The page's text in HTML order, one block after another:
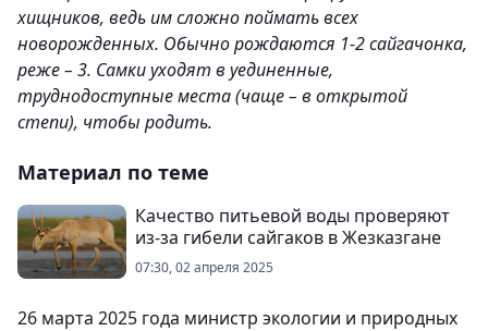
хищников, ведь им сложно поймать всех
новорожденных. Обычно рождаются 1-2 сайгачонка,
реже – 3. Самки уходят в уединенные,
труднодоступные места (чаще – в открытой
степи), чтобы родить.
Материал по теме
Качество питьевой воды проверяют
из-за гибели сайгаков в Жезказгане
07:30, 02 апреля 2025
26 марта 2025 года министр экологии и природных